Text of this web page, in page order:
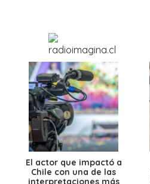
El actor que impactó a
Chile con una de las
interpretaciones más